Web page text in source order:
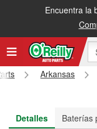
Encuentra la
Recibe tu orden
Arkansas
Detalles
Baterías